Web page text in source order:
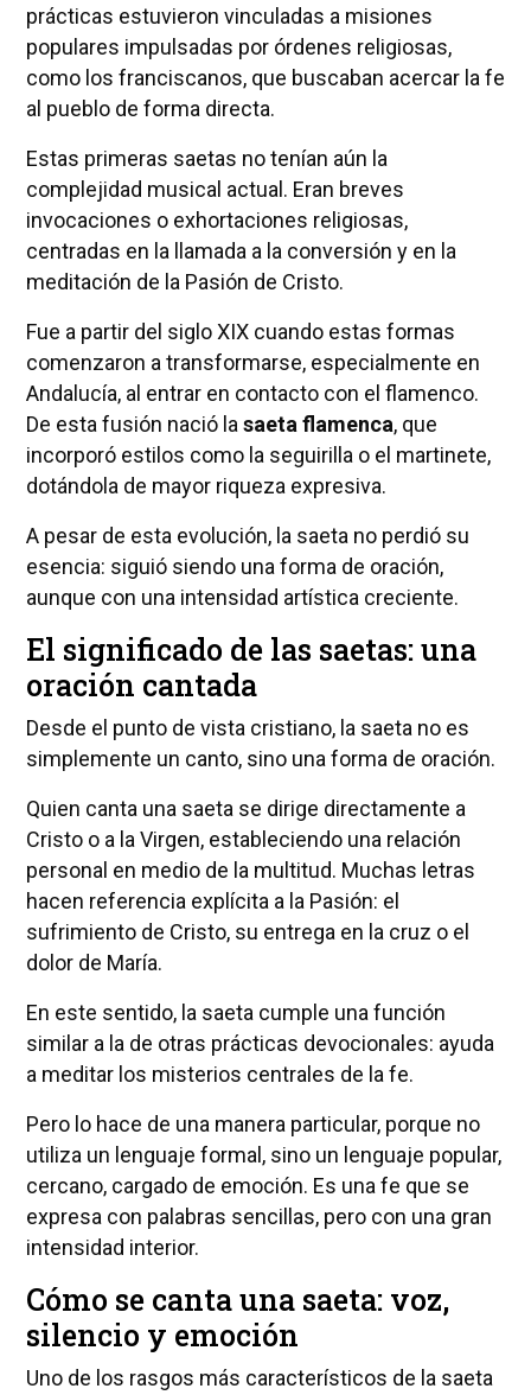
prácticas estuvieron vinculadas a misiones
populares impulsadas por órdenes religiosas,
como los franciscanos, que buscaban acercar la fe
al pueblo de forma directa.
Estas primeras saetas no tenían aún la
complejidad musical actual. Eran breves
invocaciones o exhortaciones religiosas,
centradas en la llamada a la conversión y en la
meditación de la Pasión de Cristo.
Fue a partir del siglo XIX cuando estas formas
comenzaron a transformarse, especialmente en
Andalucía, al entrar en contacto con el flamenco.
De esta fusión nació lasaeta flamenca, que
incorporó estilos como la seguirilla o el martinete,
dotándola de mayor riqueza expresiva.
A pesar de esta evolución, la saeta no perdió su
esencia: siguió siendo una forma de oración,
aunque con una intensidad artística creciente.
El significado de las saetas: una
oración cantada
Desde el punto de vista cristiano, la saeta no es
simplemente un canto, sino una forma de oración.
Quien canta una saeta se dirige directamente a
Cristo o a la Virgen, estableciendo una relación
personal en medio de la multitud. Muchas letras
hacen referencia explícita a la Pasión: el
sufrimiento de Cristo, su entrega en la cruz o el
dolor de María.
En este sentido, la saeta cumple una función
similar a la de otras prácticas devocionales: ayuda
a meditar los misterios centrales de la fe.
Pero lo hace de una manera particular, porque no
utiliza un lenguaje formal, sino un lenguaje popular,
cercano, cargado de emoción. Es una fe que se
expresa con palabras sencillas, pero con una gran
intensidad interior.
Cómo se canta una saeta: voz,
silencio y emoción
Uno de los rasgos más característicos de la saeta